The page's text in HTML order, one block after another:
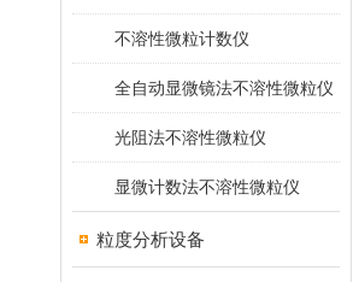
不溶性微粒计数仪
全自动显微镜法不溶性微粒仪
光阻法不溶性微粒仪
显微计数法不溶性微粒仪
粒度分析设备